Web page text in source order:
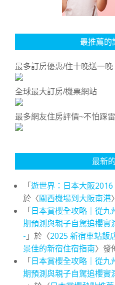
最推薦的
最多訂房優惠/住十晚送一晚
全球最大訂房/機票網站
最多網友住房評價~不怕踩
最新
「遊世界：日本大阪2016
於〈關西機場到大阪南港
「日本賞櫻全攻略｜從
期預測與親子自駕追櫻實
- 」於〈2025 新宿車站飯
景佳的新宿住宿指南〉發
「日本賞櫻全攻略｜從
期預測與親子自駕追櫻實